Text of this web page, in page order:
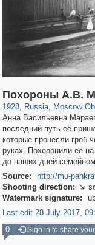
Похороны А.В.
1928, Russia
1,406,756
, Moscow
96,437 1,691
Анна Васильевна
последний путь её
которые пронесли гроб
руках. Похоронили её
до наших дней
Source:
http://mu-
Shooting direction: 
Watermark signature:
Last edit 28 July 2017,
0
Sign in to share